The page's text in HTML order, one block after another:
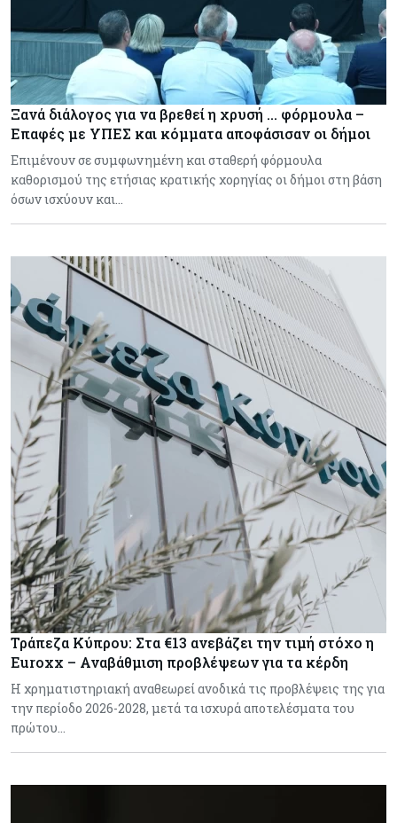
Ξανά διάλογος για να βρεθεί η χρυσή … φόρμουλα –
Επαφές με ΥΠΕΣ και κόμματα αποφάσισαν οι δήμοι
Επιμένουν σε συμφωνημένη και σταθερή φόρμουλα
καθορισμού της ετήσιας κρατικής χορηγίας οι δήμοι στη βάση
όσων ισχύουν και…
Τράπεζα Κύπρου: Στα €13 ανεβάζει την τιμή στόχο η
Euroxx – Αναβάθμιση προβλέψεων για τα κέρδη
Η χρηματιστηριακή αναθεωρεί ανοδικά τις προβλέψεις της για
την περίοδο 2026-2028, μετά τα ισχυρά αποτελέσματα του
πρώτου…